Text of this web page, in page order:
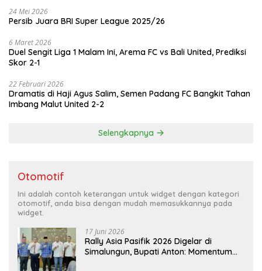
24 Mei 2026
Persib Juara BRI Super League 2025/26
6 Maret 2026
Duel Sengit Liga 1 Malam Ini, Arema FC vs Bali United, Prediksi
Skor 2-1
22 Februari 2026
Dramatis di Haji Agus Salim, Semen Padang FC Bangkit Tahan
Imbang Malut United 2-2
Selengkapnya
Otomotif
Ini adalah contoh keterangan untuk widget dengan kategori
otomotif, anda bisa dengan mudah memasukkannya pada
widget.
17 Juni 2026
Rally Asia Pasifik 2026 Digelar di
Simalungun, Bupati Anton: Momentum